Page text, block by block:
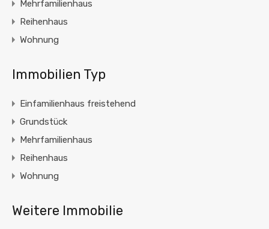
Mehrfamilienhaus
Reihenhaus
Wohnung
Immobilien Typ
Einfamilienhaus freistehend
Grundstück
Mehrfamilienhaus
Reihenhaus
Wohnung
Weitere Immobilie